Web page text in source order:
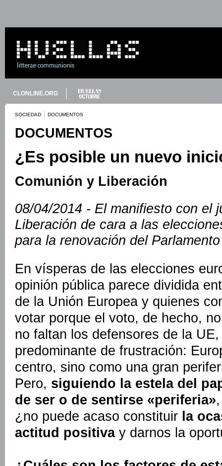
CLONLINE.ORG
SOCIEDAD DOCUMENTOS
DOCUMENTOS
¿Es posible un nuevo
Comunión y Liberación
08/04/2014 - El manifiesto con el
Liberación de cara a las
para la renovación del
En vísperas de las elecciones
opinión pública parece dividida
de la Unión Europea y quienes
votar porque el voto, de hecho,
no faltan los defensores de la
predominante de frustración:
centro, sino como una gran
Pero, siguiendo la estela del
de ser o de sentirse «periferia»
¿no puede acaso constituir la
actitud positivay darnos la